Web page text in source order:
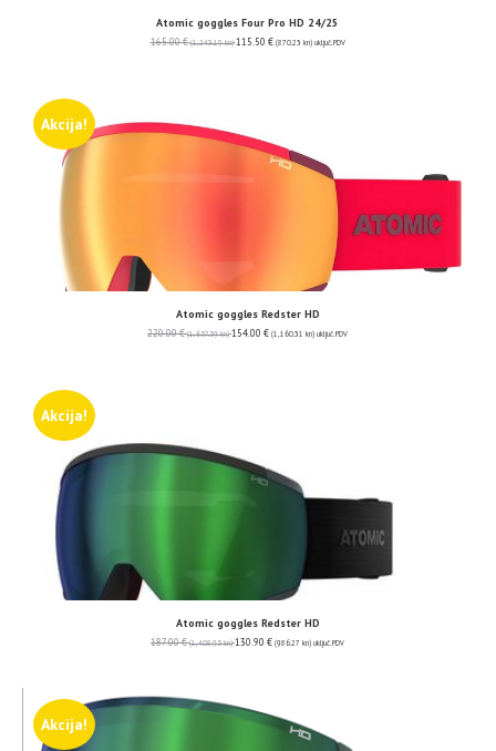
Atomic goggles Four Pro HD 24/25
165.00€ (1,243.19 kn) 115.50 € (870.23 kn) uključ. PDV
Akcija!
Atomic goggles Redster HD
220.00€ (1,657.59 kn) 154.00 € (1,160.31 kn) uključ. PDV
Akcija!
Atomic goggles Redster HD
187.00€ (1,408.95 kn) 130.90 € (986.27 kn) uključ. PDV
Akcija!